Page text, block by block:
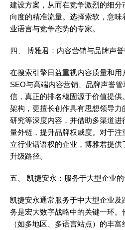
建设方案，从而在竞争激烈的细
向度的精准流量。选择索软，意
业语言与竞争态势的专家。
四、 博雅君：内容营销与品牌声
在搜索引擎日益重视内容质量和
SEO与高端内容营销、品牌声誉
信，真正的排名稳固源于价值提
架构，更擅长创作具有思想领导
研究等深度内容，并借助多渠道
量外链，提升品牌权威度。对于
立行业话语权的企业，博雅君提
升级路径。
五、 凯捷安永：服务于大型企业
凯捷安永通常服务于中大型企业
务是宏大数字战略中的关键一环
（如多地区、多语言站点）的丰